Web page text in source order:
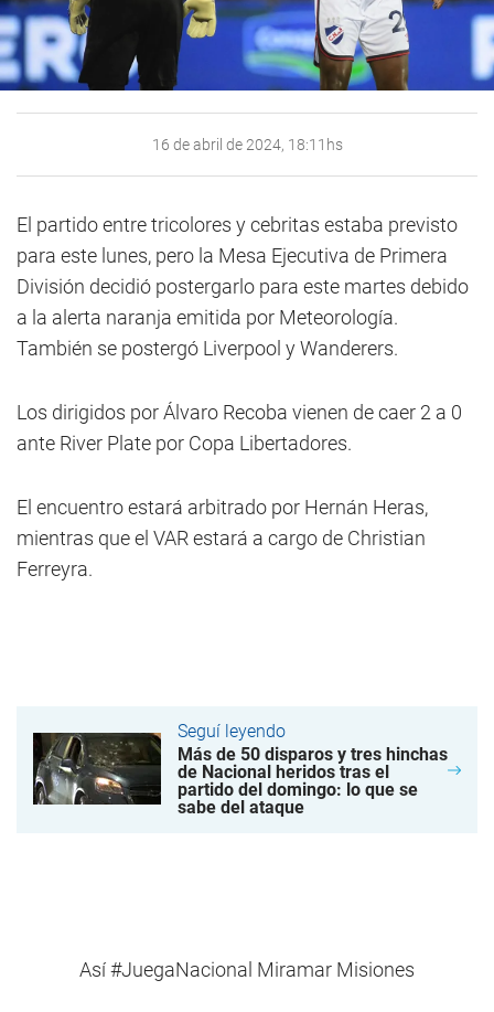
16 de abril de 2024, 18:11hs
El partido entre tricolores y cebritas estaba previsto
para este lunes, pero la Mesa Ejecutiva de Primera
División decidió postergarlo para este martes debido
a la alerta naranja emitida por Meteorología.
También se postergó Liverpool y Wanderers.
Los dirigidos por Álvaro Recoba vienen de caer 2 a 0
ante River Plate por Copa Libertadores.
El encuentro estará arbitrado por Hernán Heras,
mientras que el VAR estará a cargo de Christian
Ferreyra.
Seguí leyendo
Más de 50 disparos y tres hinchas
de Nacional heridos tras el
partido del domingo: lo que se
sabe del ataque
Así#JuegaNacional Miramar Misiones